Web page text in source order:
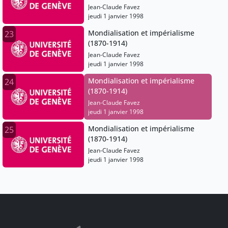
Jean-Claude Favez
jeudi 1 janvier 1998
23
Mondialisation et impérialisme
(1870-1914)
Jean-Claude Favez
jeudi 1 janvier 1998
24
Mondialisation et impérialisme
(1870-1914)
Jean-Claude Favez
jeudi 1 janvier 1998
25
Mondialisation et impérialisme
(1870-1914)
Jean-Claude Favez
jeudi 1 janvier 1998